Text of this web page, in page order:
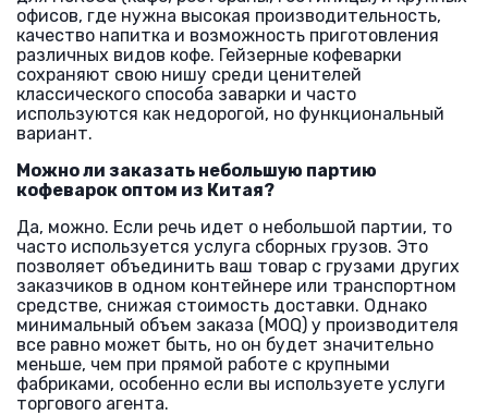
офисов, где нужна высокая производительность,
качество напитка и возможность приготовления
различных видов кофе. Гейзерные кофеварки
сохраняют свою нишу среди ценителей
классического способа заварки и часто
используются как недорогой, но функциональный
вариант.
Можно ли заказать небольшую партию
кофеварок оптом из Китая?
Да, можно. Если речь идет о небольшой партии, то
часто используется услуга сборных грузов. Это
позволяет объединить ваш товар с грузами других
заказчиков в одном контейнере или транспортном
средстве, снижая стоимость доставки. Однако
минимальный объем заказа (MOQ) у производителя
все равно может быть, но он будет значительно
меньше, чем при прямой работе с крупными
фабриками, особенно если вы используете услуги
торгового агента.